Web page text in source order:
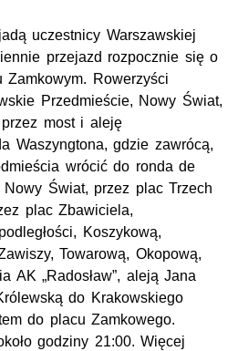
uczestnicy Warszawskiej
przejazd rozpocznie się o
Rowerzyści
Przedmieście, Nowy Świat,
most i aleję
Waszyngtona, gdzie zawrócą,
wrócić do ronda de
Świat, przez plac Trzech
plac Zbawiciela,
Koszykową,
Towarową, Okopową,
AK „Radosław”, aleją Jana
do Krakowskiego
do placu Zamkowego.
godziny 21:00. Więcej